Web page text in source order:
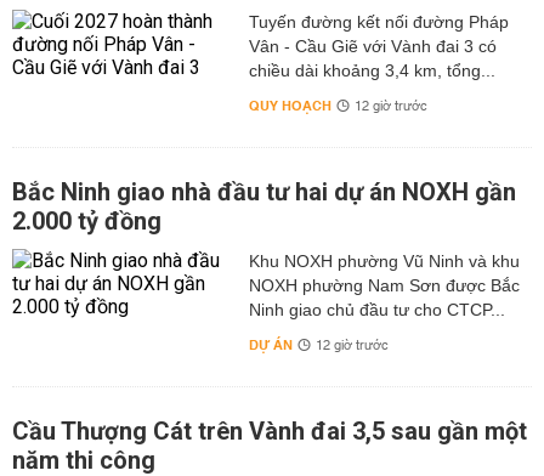
Tuyến đường kết nối đường Pháp
Vân - Cầu Giẽ với Vành đai 3 có
chiều dài khoảng 3,4 km, tổng...
QUY HOẠCH 12 giờ trước
Bắc Ninh giao nhà đầu tư hai dự án NOXH gần
2.000 tỷ đồng
Khu NOXH phường Vũ Ninh và khu
NOXH phường Nam Sơn được Bắc
Ninh giao chủ đầu tư cho CTCP...
DỰ ÁN 12 giờ trước
Cầu Thượng Cát trên Vành đai 3,5 sau gần một
năm thi công